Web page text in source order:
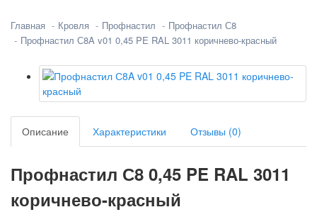
Главная Кровля Профнастил
Профнастил С8
Профнастил С8A v01 0,45 PE RAL 3011 коричнево-красный
Описание Характеристики Отзывы (0)
Профнастил С8 0,45 PE RAL 3011
коричнево-красный